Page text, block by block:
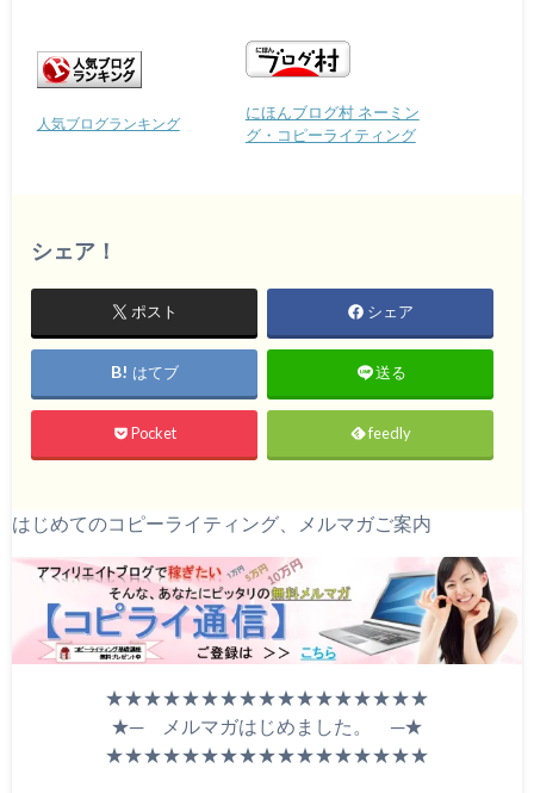
人気ブログランキング
にほんブログ村 ネーミン
グ・コピーライティング
シェア！
ポスト シェア
はてブ 送る
Pocket feedly
はじめてのコピーライティング、メルマガご案内
★★★★★★★★★★★★★★★★★
★─ メルマガはじめました。 ─★
★★★★★★★★★★★★★★★★★